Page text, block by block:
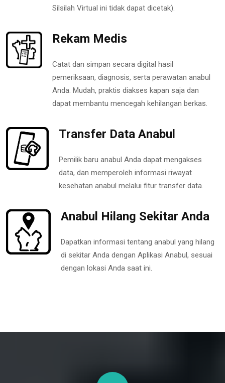
Silsilah Virtual ini tidak dapat dicetak).
Rekam Medis
Catat dan simpan secara digital hasil
pemeriksaan, diagnosis, serta perawatan anabul
Anda. Mudah, praktis diakses kapan saja dan
dapat membantu mencegah kehilangan berkas.
Transfer Data Anabul
Pemilik baru anabul Anda dapat mengakses
data, dan memperoleh informasi riwayat
kesehatan anabul melalui fitur transfer data.
Anabul Hilang Sekitar Anda
Dapatkan informasi tentang anabul yang hilang
di sekitar Anda dengan Aplikasi Anabul, sesuai
dengan lokasi Anda saat ini.